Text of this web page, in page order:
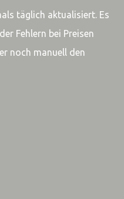
täglich aktualisiert. Es
Fehlern bei Preisen
noch manuell den